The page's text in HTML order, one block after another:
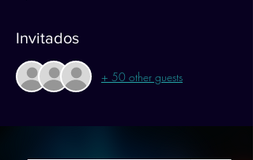
Invitados
+ 50 other guests